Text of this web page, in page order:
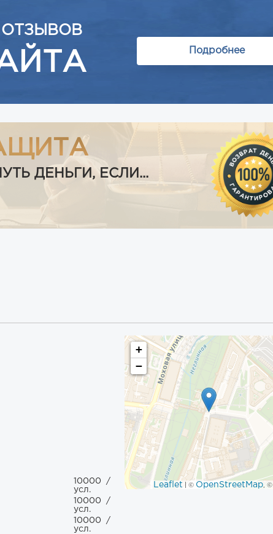
Подробнее
ДЕНЬГИ, ЕСЛИ...
10000
/
усл.
10000
/
усл.
10000
/
усл.
+
−
Leaflet | © OpenStreetMap, ©